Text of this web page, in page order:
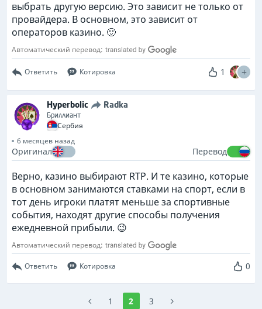
выбрать другую версию. Это зависит не только от
провайдера. В основном, это зависит от
операторов казино. 🙂
Автоматический перевод:
Ответить Котировка 1
Hyperbolic Radka
Бриллиант
Сербия
6 месяцев назад
Оригинал Перевод
Верно, казино выбирают RTP. И те казино, которые
в основном занимаются ставками на спорт, если в
тот день игроки платят меньше за спортивные
события, находят другие способы получения
ежедневной прибыли. 😉
Автоматический перевод:
Ответить Котировка 0
1 2 3